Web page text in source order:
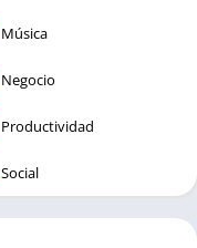
Música
Negocio
Productividad
Social